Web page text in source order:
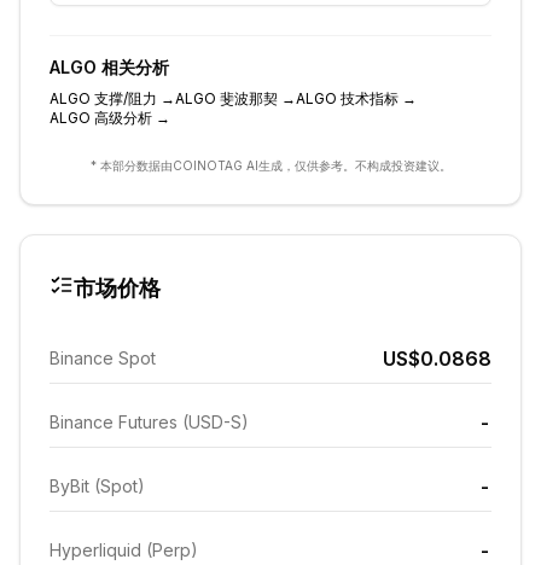
ALGO 相关分析
ALGO 支撑/阻力 →ALGO 斐波那契 →ALGO 技术指标 →
ALGO 高级分析 →
* 本部分数据由COINOTAG AI生成，仅供参考。不构成投资建议。
市场价格
Binance Spot US$0.0868
Binance Futures (USD-S) -
ByBit (Spot) -
Hyperliquid (Perp) -